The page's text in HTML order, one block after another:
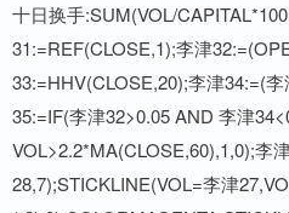
十日换手:SUM(VOL/
31:=REF(CLOSE,1);李津
33:=HHV(CLOSE,20);李津34:=(
35:=IF(李津32>0.05 AND 李津
VOL>2.2*MA(CLOSE,60),1,0);李
28,7);STICKLINE(VOL=李津